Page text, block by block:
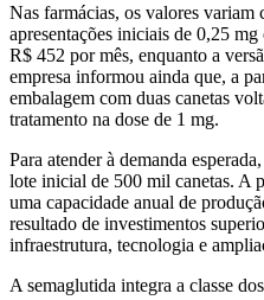
Nas farmácias, os valores variam
apresentações iniciais de 0,25
R$ 452 por mês, enquanto a
empresa informou ainda que, a
embalagem com duas canetas
tratamento na dose de 1 mg.
Para atender à demanda
lote inicial de 500 mil canetas. A
uma capacidade anual de
resultado de investimentos
infraestrutura, tecnologia e
A semaglutida integra a classe